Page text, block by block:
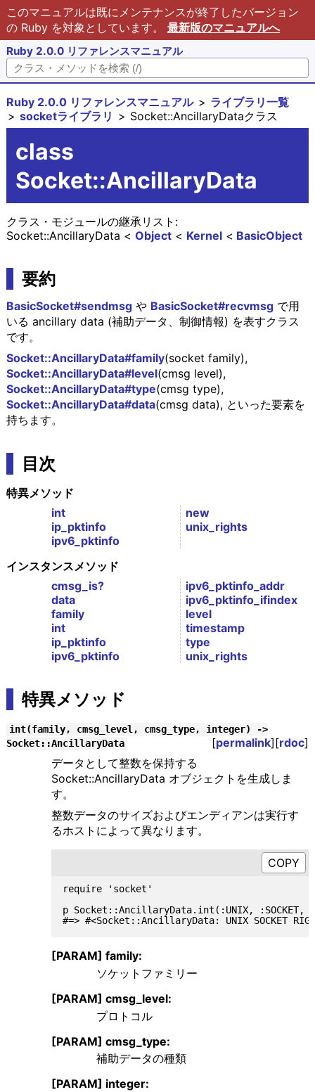
このマニュアルは既にメンテナンスが終了したバージョン
の Ruby を対象としています。 最新版のマニュアルへ
Ruby 2.0.0 リファレンスマニュアル
Ruby 2.0.0 リファレンスマニュアル
ライブラリ一覧
socketライブラリ
Socket::AncillaryDataクラス
class
Socket::AncillaryData
クラス・モジュールの継承リスト:
BasicObject
Kernel
Object
Socket::AncillaryData
要約
BasicSocket#sendmsgや BasicSocket#recvmsgで用
いる ancillary data (補助データ、制御情報) を表すクラス
です。
Socket::AncillaryData#family(socket family),
Socket::AncillaryData#level(cmsg level),
Socket::AncillaryData#type(cmsg type),
Socket::AncillaryData#data(cmsg data), といった要素を
持ちます。
目次
特異メソッド
int
ip_pktinfo
ipv6_pktinfo
new
unix_rights
インスタンスメソッド
cmsg_is?
data
family
int
ip_pktinfo
ipv6_pktinfo
ipv6_pktinfo_addr
ipv6_pktinfo_ifindex
level
timestamp
type
unix_rights
特異メソッド
int(family, cmsg_level, cmsg_type, integer) ->
Socket::AncillaryData
[permalink][rdoc]
データとして整数を保持する
Socket::AncillaryData オブジェクトを生成しま
す。
整数データのサイズおよびエンディアンは実行す
るホストによって異なります。
require 'socket'
p Socket::AncillaryData.int(:UNIX, :SOCKET,
[PARAM] family:
ソケットファミリー
[PARAM] cmsg_level:
プロトコル
[PARAM] cmsg_type:
補助データの種類
[PARAM] integer: